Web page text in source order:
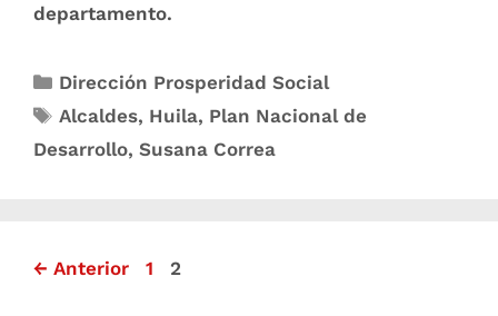
departamento.
Dirección Prosperidad Social
Alcaldes, Huila, Plan Nacional de
Desarrollo, Susana Correa
← Anterior 1 2